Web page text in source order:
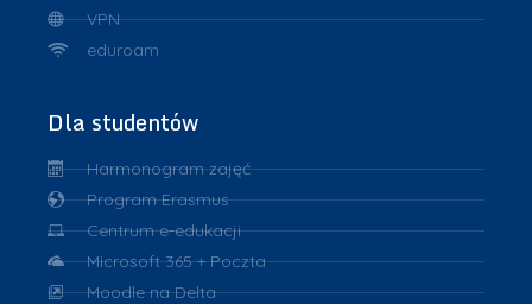
VPN
eduroam
Dla studentów
Harmonogram zajęć
Program Erasmus
Centrum e-edukacji
Microsoft 365 + Poczta
Moodle na Delta